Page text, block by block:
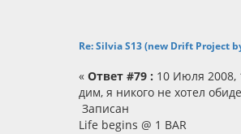
Re: Silvia S13 (new Drift Project
«Ответ #79 : 10 Июля 2008,
дим, я никого не хотел
Записан
Life begins @ 1 BAR